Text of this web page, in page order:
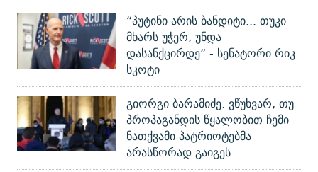
“პუტინი არის ბანდიტი... თუკი
მხარს უჭერ, უნდა
დასანქცირდე” - სენატორი რიკ
სკოტი
გიორგი ბარამიძე: ვწუხვარ, თუ
პროპაგანდის წყალობით ჩემი
ნათქვამი პატრიოტებმა
არასწორად გაიგეს